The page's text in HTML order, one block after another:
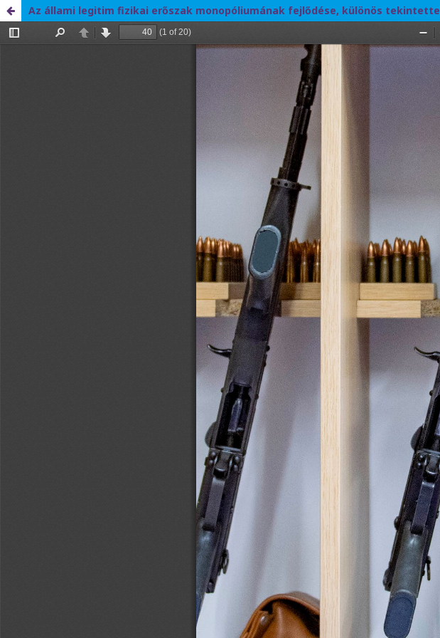
Az állami legitim fizikai erőszak monopóliumának fejlődése, különös